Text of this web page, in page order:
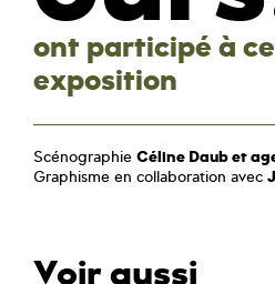
ont participé à
exposition
Scénographie Céline Daub et
Graphisme en collaboration avec
Voir aussi